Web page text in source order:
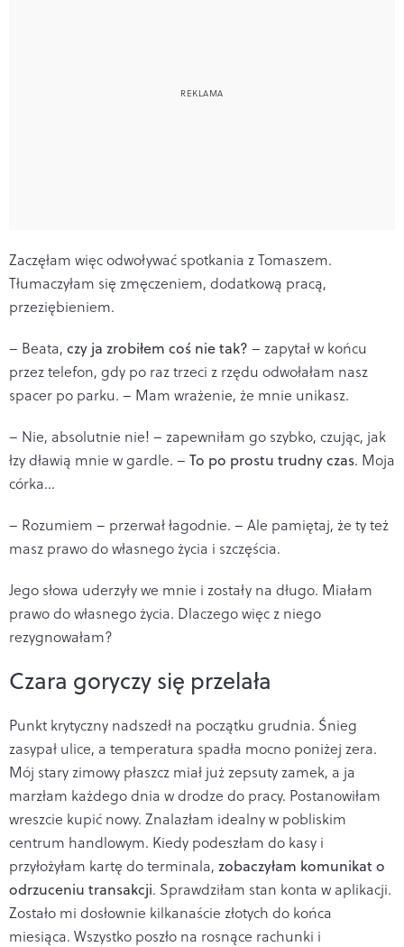
Zaczęłam więc odwoływać spotkania z Tomaszem.
Tłumaczyłam się zmęczeniem, dodatkową pracą,
przeziębieniem.
– Beata, czy ja zrobiłem coś nie tak? – zapytał w końcu
przez telefon, gdy po raz trzeci z rzędu odwołałam nasz
spacer po parku. – Mam wrażenie, że mnie unikasz.
– Nie, absolutnie nie! – zapewniłam go szybko, czując, jak
łzy dławią mnie w gardle. – To po prostu trudny czas. Moja
córka...
– Rozumiem – przerwał łagodnie. – Ale pamiętaj, że ty też
masz prawo do własnego życia i szczęścia.
Jego słowa uderzyły we mnie i zostały na długo. Miałam
prawo do własnego życia. Dlaczego więc z niego
rezygnowałam?
Czara goryczy się przelała
Punkt krytyczny nadszedł na początku grudnia. Śnieg
zasypał ulice, a temperatura spadła mocno poniżej zera.
Mój stary zimowy płaszcz miał już zepsuty zamek, a ja
marzłam każdego dnia w drodze do pracy. Postanowiłam
wreszcie kupić nowy. Znalazłam idealny w pobliskim
centrum handlowym. Kiedy podeszłam do kasy i
przyłożyłam kartę do terminala, zobaczyłam komunikat o
odrzuceniu transakcji. Sprawdziłam stan konta w aplikacji.
Zostało mi dosłownie kilkanaście złotych do końca
miesiąca. Wszystko poszło na rosnące rachunki i